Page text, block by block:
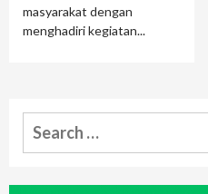
masyarakat dengan
menghadiri kegiatan...